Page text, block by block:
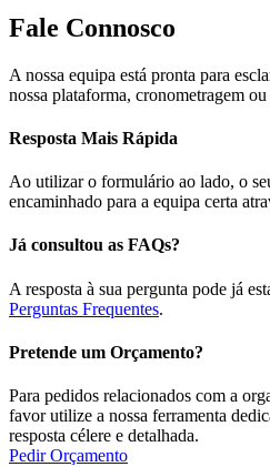
Fale Connosco
A nossa equipa está pronta para
nossa plataforma, cronometragem
Resposta Mais Rápida
Ao utilizar o formulário ao lado, o
encaminhado para a equipa certa
Já consultou as FAQs?
A resposta à sua pergunta pode já
Perguntas Frequentes.
Pretende um Orçamento?
Para pedidos relacionados com a
favor utilize a nossa ferramenta
resposta célere e detalhada.
Pedir Orçamento